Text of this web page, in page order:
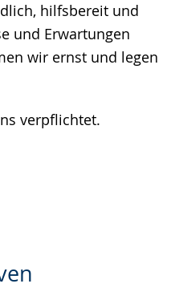
hilfsbereit und
und Erwartungen
wir ernst und legen
verpflichtet.